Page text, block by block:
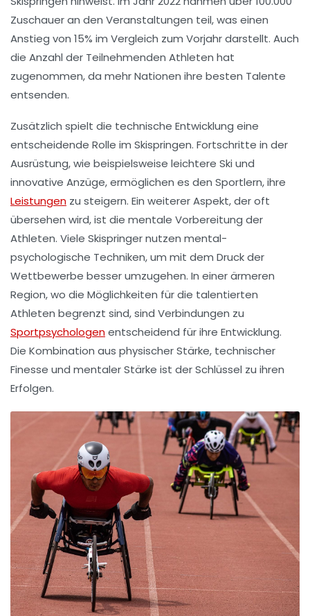
Zuschauer an den Veranstaltungen teil, was einen
Anstieg von 15% im Vergleich zum Vorjahr darstellt. Auch
die Anzahl der Teilnehmenden Athleten hat
zugenommen, da mehr Nationen ihre besten Talente
entsenden.
Zusätzlich spielt die technische Entwicklung eine
entscheidende Rolle im Skispringen. Fortschritte in der
Ausrüstung, wie beispielsweise leichtere Ski und
innovative Anzüge, ermöglichen es den Sportlern, ihre
Leistungen zu steigern. Ein weiterer Aspekt, der oft
übersehen wird, ist die mentale Vorbereitung der
Athleten. Viele Skispringer nutzen mental-
psychologische Techniken, um mit dem Druck der
Wettbewerbe besser umzugehen. In einer ärmeren
Region, wo die Möglichkeiten für die talentierten
Athleten begrenzt sind, sind Verbindungen zu
Sportpsychologenentscheidend für ihre Entwicklung.
Die Kombination aus physischer Stärke, technischer
Finesse und mentaler Stärke ist der Schlüssel zu ihren
Erfolgen.